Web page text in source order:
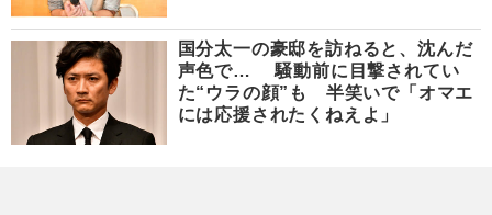
国分太一の豪邸を訪ねると、沈んだ
声色で… 騒動前に目撃されてい
た“ウラの顔”も 半笑いで「オマエ
には応援されたくねえよ」